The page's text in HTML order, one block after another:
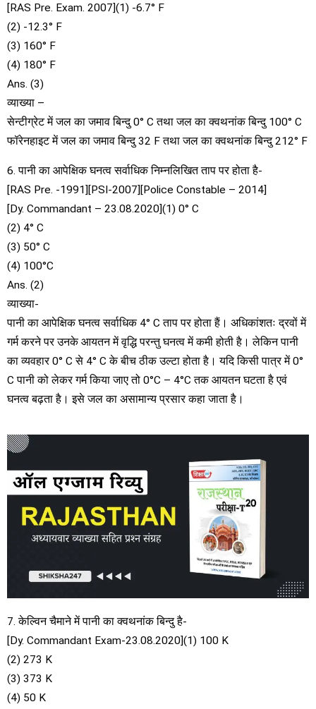
[RAS Pre. Exam. 2007](1) -6.7° F
(2) -12.3° F
(3) 160° F
(4) 180° F
Ans. (3)
व्याख्या –
सेन्टीग्रेट में जल का जमाव बिन्दु 0° C तथा जल का क्वथनांक बिन्दु 100° C
फॉरेनहाइट में जल का जमाव बिन्दु 32 F तथा जल का क्वथनांक बिन्दु 212° F
6. पानी का आपेक्षिक घनत्व सर्वाधिक निम्नलिखित ताप पर होता है-
[RAS Pre. -1991][PSI-2007][Police Constable – 2014]
[Dy. Commandant – 23.08.2020](1) 0° C
(2) 4° C
(3) 50° C
(4) 100°C
Ans. (2)
व्याख्या-
पानी का आपेक्षिक घनत्व सर्वाधिक 4° C ताप पर होता हैं। अधिकांशतः द्रवों में
गर्म करने पर उनके आयतन में वृद्धि परन्तु घनत्व में कमी होती है। लेकिन पानी
का व्यवहार 0° C से 4° C के बीच ठीक उल्टा होता है। यदि किसी पात्र में 0°
C पानी को लेकर गर्म किया जाए तो 0°C – 4°C तक आयतन घटता है एवं
घनत्व बढ़ता है। इसे जल का असामान्य प्रसार कहा जाता है।
7. केल्विन चैमाने में पानी का क्वथनांक बिन्दु है-
[Dy. Commandant Exam-23.08.2020](1) 100 K
(2) 273 Κ
(3) 373 Κ
(4) 50 K